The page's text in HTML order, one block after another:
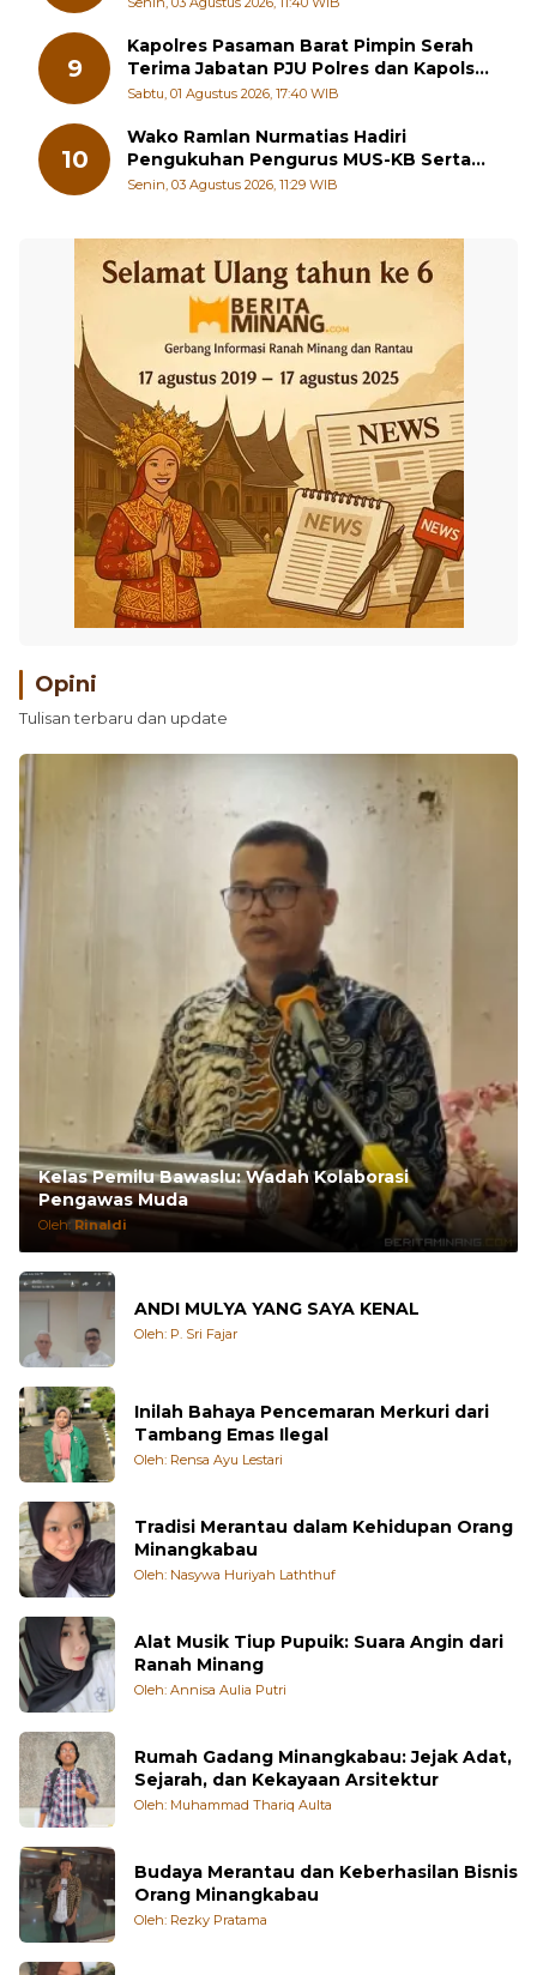
9
Kapolres Pasaman Barat Pimpin Serah
Terima Jabatan PJU Polres dan Kapolsek
Sungai Beremas
Sabtu, 01 Agustus 2026, 17:40 WIB
10
Wako Ramlan Nurmatias Hadiri
Pengukuhan Pengurus MUS-KB Serta
LMKB Periode 2026-2031,
Senin, 03 Agustus 2026, 11:29 WIB
Opini
Tulisan terbaru dan update
Kelas Pemilu Bawaslu: Wadah Kolaborasi
Pengawas Muda
Oleh: Rinaldi
ANDI MULYA YANG SAYA KENAL
Oleh: P. Sri Fajar
Inilah Bahaya Pencemaran Merkuri dari
Tambang Emas Ilegal
Oleh: Rensa Ayu Lestari
Tradisi Merantau dalam Kehidupan Orang
Minangkabau
Oleh: Nasywa Huriyah Laththuf
Alat Musik Tiup Pupuik: Suara Angin dari
Ranah Minang
Oleh: Annisa Aulia Putri
Rumah Gadang Minangkabau: Jejak Adat,
Sejarah, dan Kekayaan Arsitektur
Oleh: Muhammad Thariq Aulta
Budaya Merantau dan Keberhasilan Bisnis
Orang Minangkabau
Oleh: Rezky Pratama